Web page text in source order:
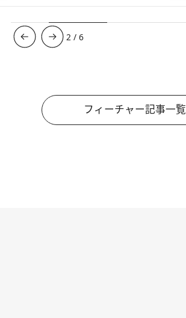
3 /6
フィーチャー記事一覧